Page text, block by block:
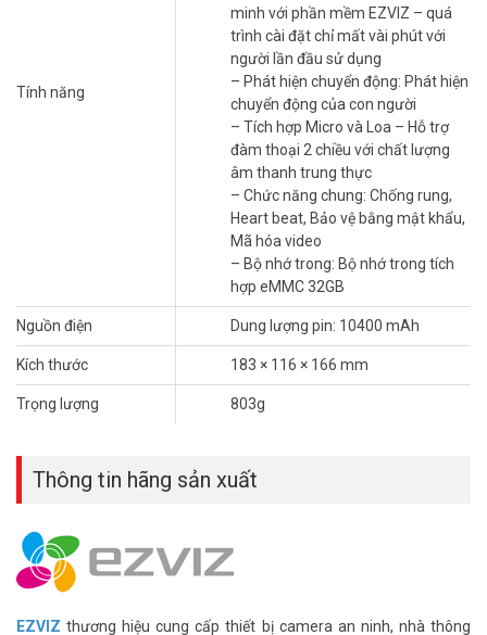
Sạc pin bằng năng lượng xanh
Bạn không muốn leo lên leo xuống thang để sạc camera? Bạn lo
ngại về sự sụt pin nhanh chóng do camera phát hiện chuyển động
thường xuyên? Kết nối camera của bạn với tấm pin năng lượng
mặt trời EZVIZ tương thích để có nguồn điện vĩnh viễn và quên đi
nỗi lo lắng về việc hết pin một lần và mãi mãi.
Tính năng
minh với phần mềm EZVIZ – quá
trình cài đặt chỉ mất vài phút với
người lần đầu sử dụng
– Phát hiện chuyển động: Phát hiện
chuyển động của con người
– Tích hợp Micro và Loa – Hỗ trợ
đàm thoại 2 chiều với chất lượng
âm thanh trung thực
– Chức năng chung: Chống rung,
Heart beat, Bảo vệ bằng mật khẩu,
Mã hóa video
– Bộ nhớ trong: Bộ nhớ trong tích
hợp eMMC 32GB
Nguồn điện Dung lượng pin: 10400 mAh
Kích thước 183 × 116 × 166 mm
Trọng lượng 803g
Thông tin hãng sản xuất
EZVIZ thương hiệu cung cấp thiết bị camera an ninh, nhà thông